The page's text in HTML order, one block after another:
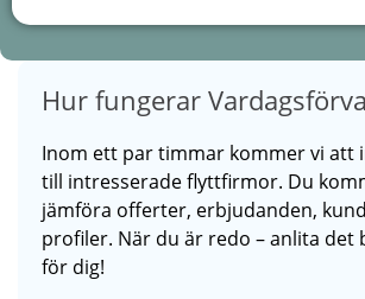
Hur fungerar
Inom ett par timmar kommer vi att
till intresserade flyttfirmor. Du
jämföra offerter, erbjudanden,
profiler. När du är redo – anlita det
för dig!